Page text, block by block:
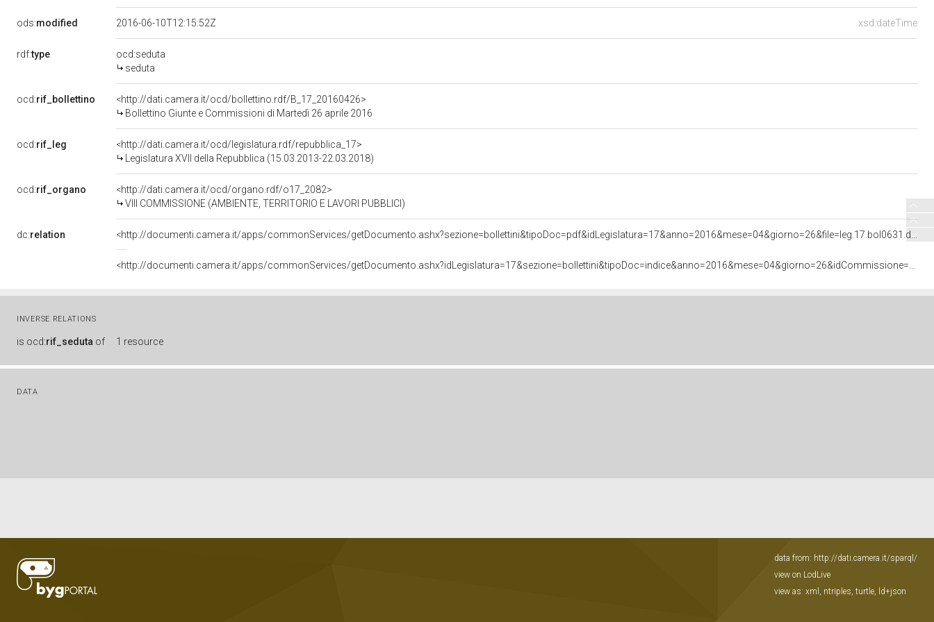
ods:modified xsd:dateTime
2016-06-10T12:15:52Z
rdf:type
ocd:seduta
seduta
ocd:rif_bollettino
<http://dati.camera.it/ocd/bollettino.rdf/B_17_20160426>
Bollettino Giunte e Commissioni di Martedì 26 aprile 2016
ocd:rif_leg
<http://dati.camera.it/ocd/legislatura.rdf/repubblica_17>
Legislatura XVII della Repubblica (15.03.2013-22.03.2018)
ocd:rif_organo
<http://dati.camera.it/ocd/organo.rdf/o17_2082>
VIII COMMISSIONE (AMBIENTE, TERRITORIO E LAVORI PUBBLICI)
dc:relation
INVERSE RELATIONS
is ocd:rif_seduta of 1 resource
DATA
data from: http://dati.camera.it/sparql/
view on LodLive
view as: xml , ntriples, turtle, ld+json